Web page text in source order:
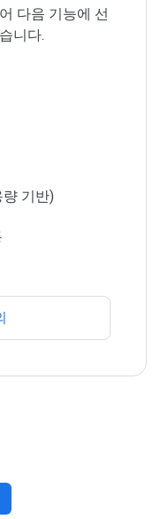
다음 기능에 선
니다.
기반)